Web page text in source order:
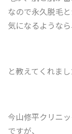
なので永久脱毛
気になるような
と教えてくれまし
今山修平クリニ
ですが、